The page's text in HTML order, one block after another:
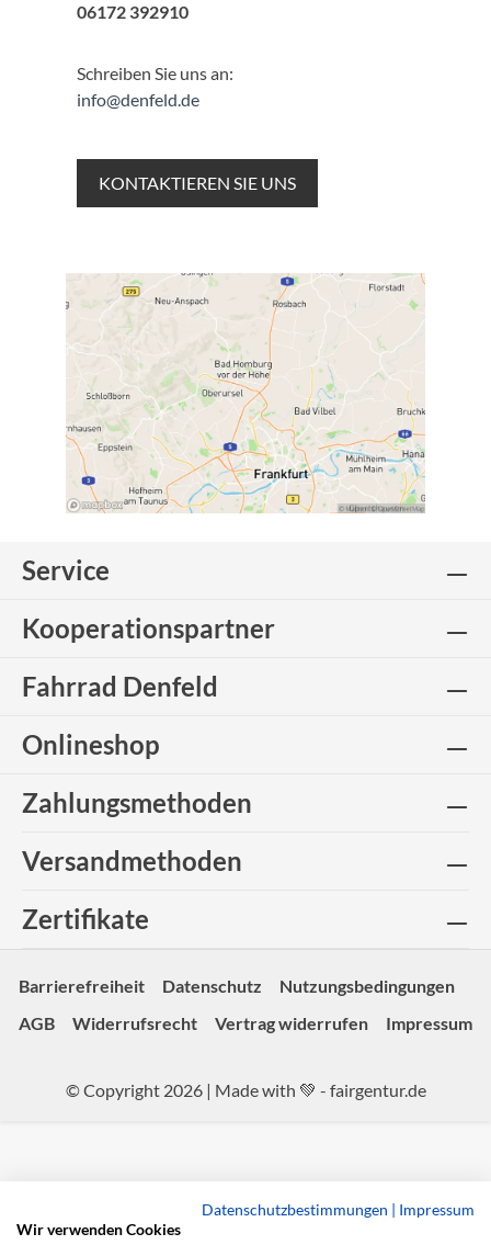
06172 392910
Schreiben Sie uns an:
info@denfeld.de
KONTAKTIEREN SIE UNS
Service
Kooperationspartner
Fahrrad Denfeld
Onlineshop
Zahlungsmethoden
Versandmethoden
Zertifikate
Barrierefreiheit Datenschutz
Nutzungsbedingungen
AGB
Widerrufsrecht Vertrag widerrufen Impressum
© Copyright 2026 | Made with 💚 - fairgentur.de
Datenschutzbestimmungen | Impressum
Wir verwenden Cookies